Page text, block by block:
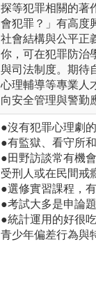
探等犯罪相關的著
會犯罪？」有高度
社會結構與公平正
你，可在犯罪防治
與司法制度。期待
心理輔導等專業人
向安全管理與警勤
●沒有犯罪心理劇
●有監獄、看守所
●田野訪談常有機
受刑人或在民間戒
●選修實習課程，
●考試大多是申論
●統計運用的好很
青少年偏差行為與